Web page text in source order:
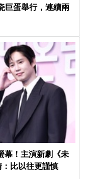
巨蛋舉行，連續兩
幕！主演新劇《未
比以往更謹慎